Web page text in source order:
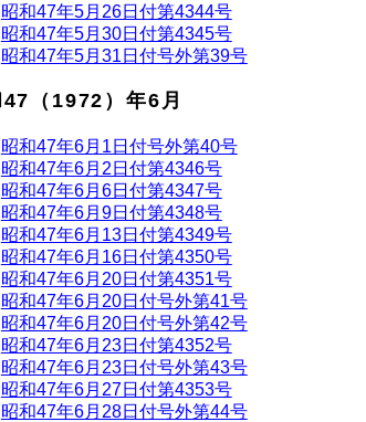
昭和47年5月26日付第4344号
昭和47年5月30日付第4345号
昭和47年5月31日付号外第39号
（1972）年6月
昭和47年6月1日付号外第40号
昭和47年6月2日付第4346号
昭和47年6月6日付第4347号
昭和47年6月9日付第4348号
昭和47年6月13日付第4349号
昭和47年6月16日付第4350号
昭和47年6月20日付第4351号
昭和47年6月20日付号外第41号
昭和47年6月20日付号外第42号
昭和47年6月23日付第4352号
昭和47年6月23日付号外第43号
昭和47年6月27日付第4353号
昭和47年6月28日付号外第44号